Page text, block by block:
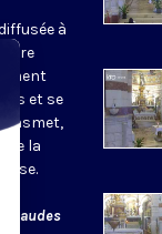
à
et se
de la
laudes